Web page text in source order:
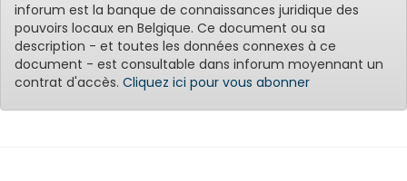
inforum est la banque de connaissances juridique des
pouvoirs locaux en Belgique. Ce document ou sa
description - et toutes les données connexes à ce
document - est consultable dans inforum moyennant un
contrat d'accès. Cliquez ici pour vous abonner